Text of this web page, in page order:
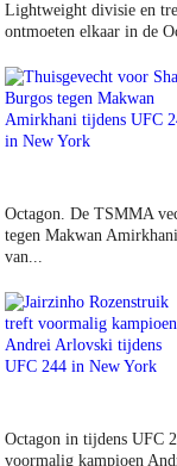
Lightweight divisie en
ontmoeten elkaar in de
Octagon. De TSMMA
tegen Makwan
van...
Octagon in tijdens UFC
voormalig kampioen